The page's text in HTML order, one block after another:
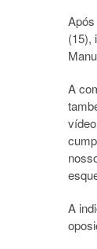
(15),
A
A